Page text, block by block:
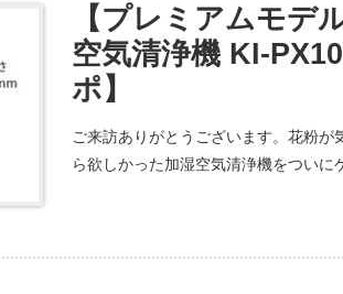
【プレミアムモデ
空気清浄機 KI-
ポ】
ご来訪ありがとうございます。花粉が
ら欲しかった加湿空気清浄機をついに